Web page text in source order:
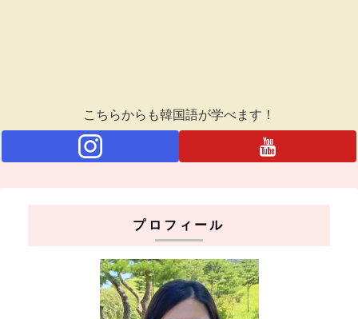
こちらからも韓国語が学べます！
プロフィール